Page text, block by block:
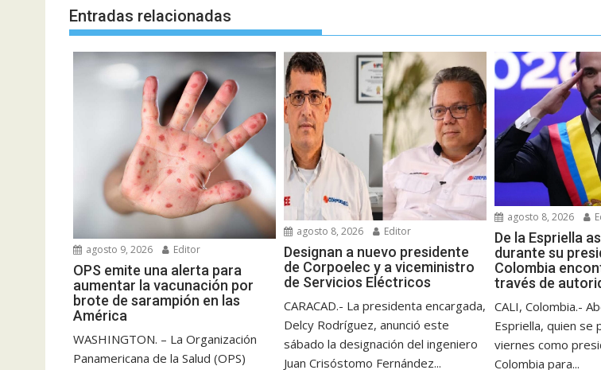
Entradas relacionadas
agosto 9, 2026 Editor
OPS emite una alerta para
aumentar la vacunación por
brote de sarampión en las
América
WASHINGTON. – La Organización
Panamericana de la Salud (OPS)
agosto 8, 2026 Editor
Designan a nuevo presidente
de Corpoelec y a viceministro
de Servicios Eléctricos
CARACAD.- La presidenta encargada,
Delcy Rodríguez, anunció este
sábado la designación del ingeniero
Juan Crisóstomo Fernández...
agosto 8, 2026
De la Espriella
durante su
Colombia
través de
CALI, Colombia.-
Espriella, quien se
viernes como
Colombia para...